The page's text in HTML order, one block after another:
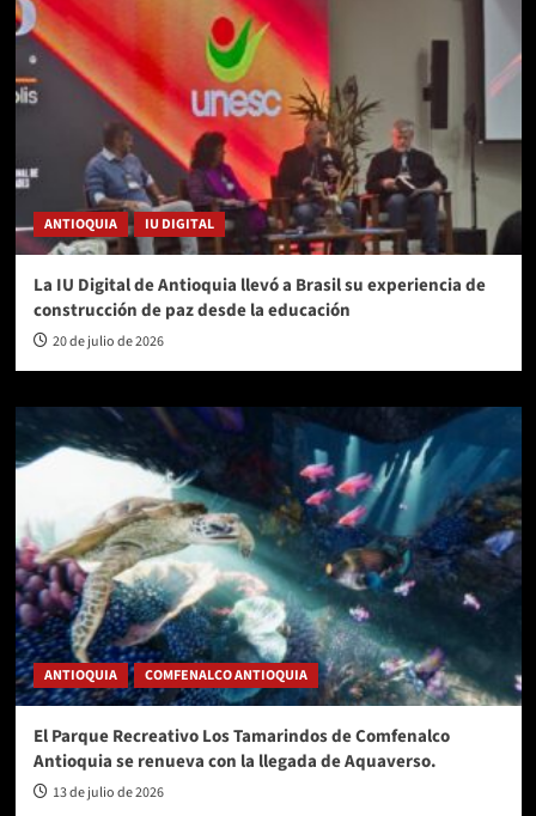
ANTIOQUIA IU DIGITAL
La IU Digital de Antioquia llevó a Brasil su experiencia de
construcción de paz desde la educación
20 de julio de 2026
ANTIOQUIA COMFENALCO ANTIOQUIA
El Parque Recreativo Los Tamarindos de Comfenalco
Antioquia se renueva con la llegada de Aquaverso.
13 de julio de 2026